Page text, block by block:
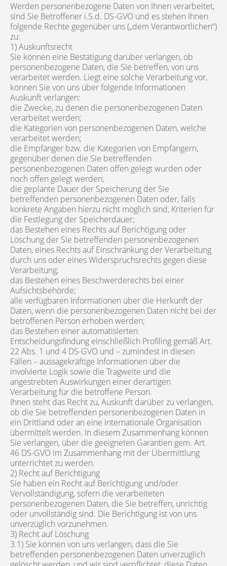
Werden personenbezogene Daten von Ihnen verarbeitet,
sind Sie Betroffener i.S.d. DS-GVO und es stehen Ihnen
folgende Rechte gegenüber uns („dem Verantwortlichen“)
zu:
1) Auskunftsrecht
Sie können eine Bestätigung darüber verlangen, ob
personenbezogene Daten, die Sie betreffen, von uns
verarbeitet werden. Liegt eine solche Verarbeitung vor,
können Sie von uns über folgende Informationen
Auskunft verlangen:
die Zwecke, zu denen die personenbezogenen Daten
verarbeitet werden;
die Kategorien von personenbezogenen Daten, welche
verarbeitet werden;
die Empfänger bzw. die Kategorien von Empfängern,
gegenüber denen die Sie betreffenden
personenbezogenen Daten offen gelegt wurden oder
noch offen gelegt werden;
die geplante Dauer der Speicherung der Sie
betreffenden personenbezogenen Daten oder, falls
konkrete Angaben hierzu nicht möglich sind, Kriterien für
die Festlegung der Speicherdauer;
das Bestehen eines Rechts auf Berichtigung oder
Löschung der Sie betreffenden personenbezogenen
Daten, eines Rechts auf Einschränkung der Verarbeitung
durch uns oder eines Widerspruchsrechts gegen diese
Verarbeitung;
das Bestehen eines Beschwerderechts bei einer
Aufsichtsbehörde;
alle verfügbaren Informationen über die Herkunft der
Daten, wenn die personenbezogenen Daten nicht bei der
betroffenen Person erhoben werden;
das Bestehen einer automatisierten
Entscheidungsfindung einschließlich Profiling gemäß Art.
22 Abs. 1 und 4 DS-GVO und – zumindest in diesen
Fällen – aussagekräftige Informationen über die
involvierte Logik sowie die Tragweite und die
angestrebten Auswirkungen einer derartigen
Verarbeitung für die betroffene Person.
Ihnen steht das Recht zu, Auskunft darüber zu verlangen,
ob die Sie betreffenden personenbezogenen Daten in
ein Drittland oder an eine internationale Organisation
übermittelt werden. In diesem Zusammenhang können
Sie verlangen, über die geeigneten Garantien gem. Art.
46 DS-GVO im Zusammenhang mit der Übermittlung
unterrichtet zu werden.
2) Recht auf Berichtigung
Sie haben ein Recht auf Berichtigung und/oder
Vervollständigung, sofern die verarbeiteten
personenbezogenen Daten, die Sie betreffen, unrichtig
oder unvollständig sind. Die Berichtigung ist von uns
unverzüglich vorzunehmen.
3) Recht auf Löschung
3.1) Sie können von uns verlangen, dass die Sie
betreffenden personenbezogenen Daten unverzüglich